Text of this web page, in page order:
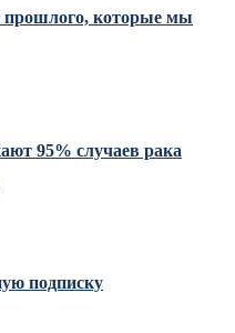
прошлого, которые мы
95% случаев рака
подписку